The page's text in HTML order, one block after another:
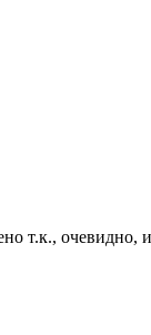
т.к., очевидно,